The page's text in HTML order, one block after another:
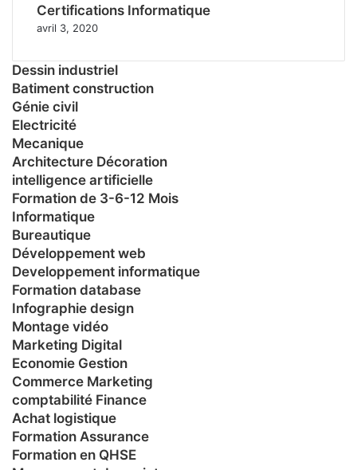
Certifications Informatique
avril 3, 2020
Dessin industriel
Batiment construction
Génie civil
Electricité
Mecanique
Architecture Décoration
intelligence artificielle
Formation de 3-6-12 Mois
Informatique
Bureautique
Développement web
Developpement informatique
Formation database
Infographie design
Montage vidéo
Marketing Digital
Economie Gestion
Commerce Marketing
comptabilité Finance
Achat logistique
Formation Assurance
Formation en QHSE